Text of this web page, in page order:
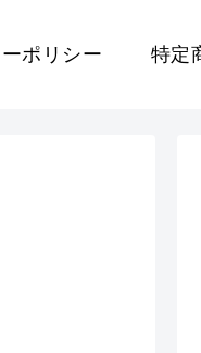
ポリシー 特定